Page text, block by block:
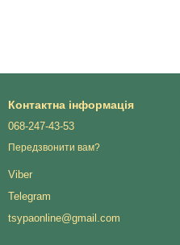
Контактна інформація
068-247-43-53
Передзвонити вам?
Viber
Telegram
tsypaonline@gmail.com